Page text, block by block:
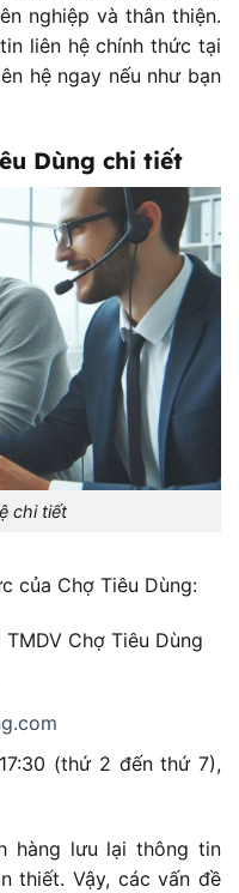
nghiệp và thân thiện.
liên hệ chính thức tại
hệ ngay nếu như bạn
Dùng chi tiết
chi tiết
của Chợ Tiêu Dùng:
Chợ Tiêu Dùng
(thứ 2 đến thứ 7),
hàng lưu lại thông tin
thiết. Vậy, các vấn đề